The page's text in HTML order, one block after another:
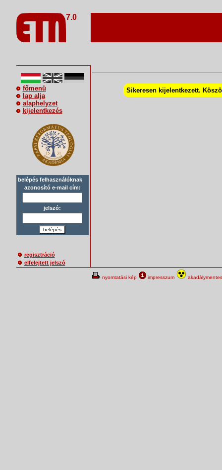
7.0
főmenü
lap alja
alaphelyzet
kijelentkezés
belépés felhasználóknak
azonosító e-mail cím:
jelszó:
belépés
regisztráció
elfelejtett jelszó
Sikeresen kijelentkezett.
nyomtatási kép impresszum